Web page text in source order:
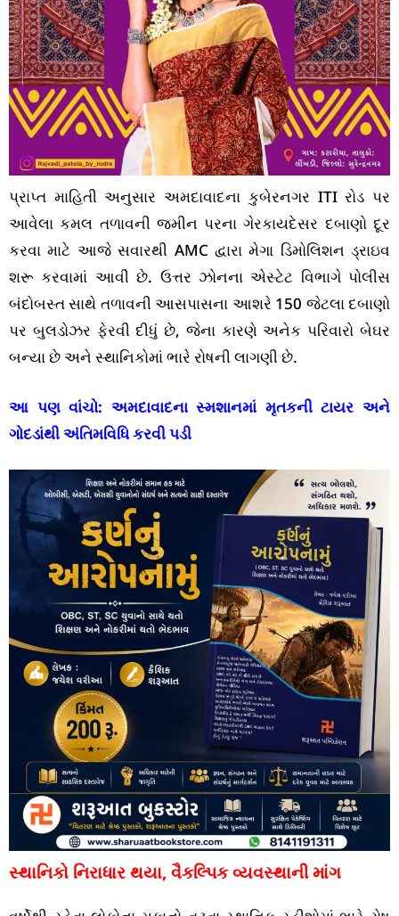
પ્રાપ્ત માહિતી અનુસાર અમદાવાદના કુબેરનગર ITI રોડ પર
આવેલા કમલ તળાવની જમીન પરના ગેરકાયદેસર દબાણો દૂર
કરવા માટે આજે સવારથી AMC દ્વારા મેગા ડિમોલિશન ડ્રાઇવ
શરૂ કરવામાં આવી છે. ઉત્તર ઝોનના એસ્ટેટ વિભાગે પોલીસ
બંદોબસ્ત સાથે તળાવની આસપાસના આશરે 150 જેટલા દબાણો
પર બુલડોઝર ફેરવી દીધું છે, જેના કારણે અનેક પરિવારો બેઘર
બન્યા છે અને સ્થાનિકોમાં ભારે રોષની લાગણી છે.
આ પણ વાંચો: અમદાવાદના સ્મશાનમાં મૃતકની ટાયર અને
ગોદડાંથી અંતિમવિધિ કરવી પડી
સ્થાનિકો નિરાધાર થયા, વૈકલ્પિક વ્યવસ્થાની માંગ